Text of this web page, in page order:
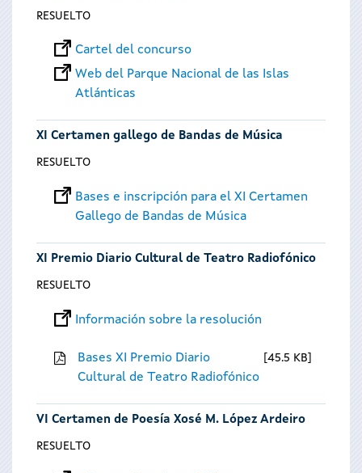
RESUELTO
Cartel del concurso
Web del Parque Nacional de las Islas
Atlánticas
XI Certamen gallego de Bandas de Música
RESUELTO
Bases e inscripción para el XI Certamen
Gallego de Bandas de Música
XI Premio Diario Cultural de Teatro Radiofónico
RESUELTO
Información sobre la resolución
Bases XI Premio Diario
Cultural de Teatro Radiofónico
45.5 KB
VI Certamen de Poesía Xosé M. López Ardeiro
RESUELTO